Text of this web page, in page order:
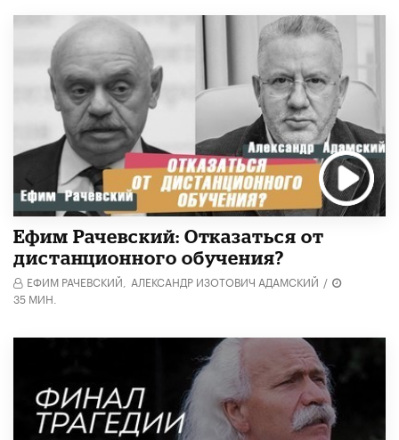
Ефим Рачевский: Отказаться от
дистанционного обучения?
ЕФИМ РАЧЕВСКИЙ, АЛЕКСАНДР ИЗОТОВИЧ АДАМСКИЙ /
35 МИН.